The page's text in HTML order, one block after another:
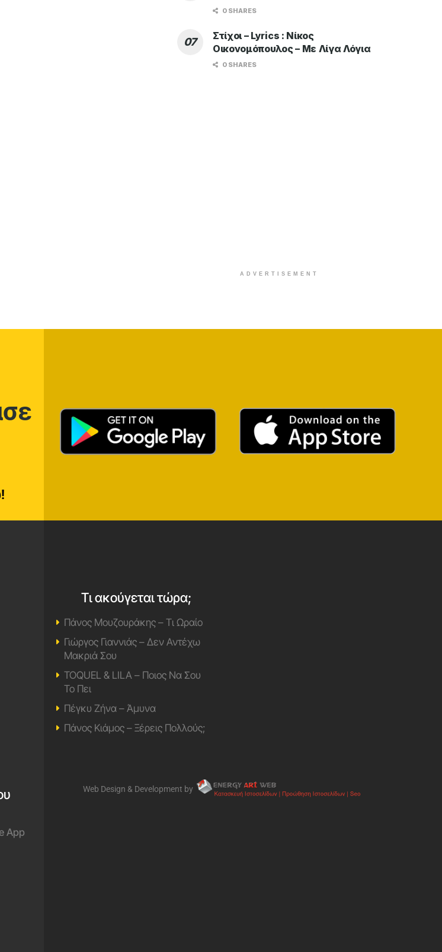
0 SHARES
Στίχοι – Lyrics : Νίκος
Οικονομόπουλος – Με Λίγα Λόγια
0 SHARES
ADVERTISEMENT
App
Τι ακούγεται τώρα;
Πάνος Μουζουράκης – Τι Ωραίο
Γιώργος Γιαννιάς – Δεν Αντέχω
Μακριά Σου
TOQUEL & LILA – Ποιος Να Σου
Το Πει
Πέγκυ Ζήνα – Άμυνα
Πάνος Κιάμος – Ξέρεις Πολλούς;
Web Design & Development by